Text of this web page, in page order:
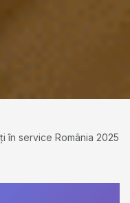
în service România 2025